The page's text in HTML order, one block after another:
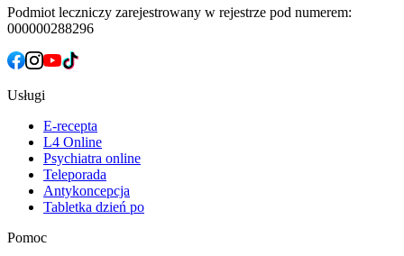
Podmiot leczniczy zarejestrowany w rejestrze pod numerem:
000000288296
Usługi
E-recepta
L4 Online
Psychiatra online
Teleporada
Antykoncepcja
Tabletka dzień po
Pomoc